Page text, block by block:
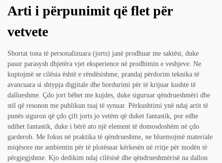
Arti i përpunimit që flet për
vetvete
Shortat tona të personalizuara (jorts) janë prodhuar me saktësi, duke
pasur parasysh dhjetëra vjet eksperience në prodhimin e veshjeve. Ne
kuptojmë se cilësia është e rëndësishme, prandaj përdorim teknika të
avancuara si shtypja digjitale dhe bordurimi për të krijuar kushte të
dallueshme. Çdo jort bëhet me kujdes, duke siguruar qëndrueshmëri dhe
stil që resonon me publikun tuaj të synuar. Përkushtimi ynë ndaj artit të
punës siguron që çdo çift jorts jo vetëm që duket fantastik, por edhe
ndihet fantastik, duke i bërë ato një element të domosdoshëm në çdo
garderob. Me fokus në praktika të qëndrueshme, ne bluemojmë materiale
miqësore me ambientin për të plotësuar kërkesën në rritje për modën të
përgjegjshme. Kjo dedikim ndaj cilësisë dhe qëndrueshmërisë na dallon